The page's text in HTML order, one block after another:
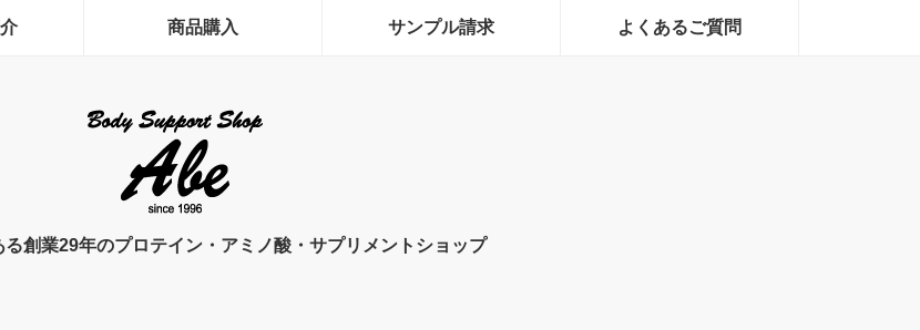
商品購入 サンプル請求 よくあるご質問
創業29年のプロテイン・アミノ酸・サプリメントショップ